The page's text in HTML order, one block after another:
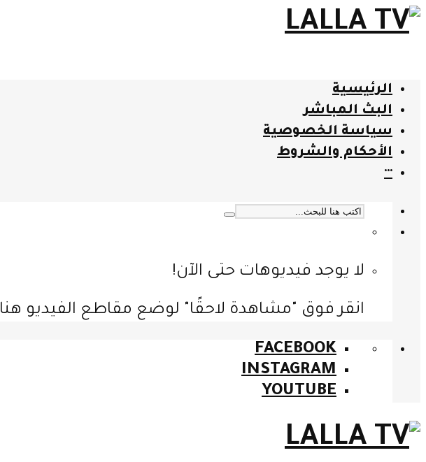
الرئيسية
البث المباشر
سياسة الخصوصية
الأحكام والشروط
···
لا يوجد فيديوهات حتى الآن!
انقر فوق "مشاهدة لاحقًا" لوضع مقاطع الفيديو هنا
FACEBOOK
INSTAGRAM
YOUTUBE